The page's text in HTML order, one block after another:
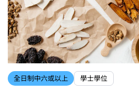
全日制中六或以上 學士學位